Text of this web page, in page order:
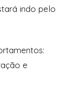
indo pelo
e